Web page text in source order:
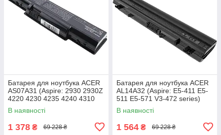
Батарея для ноутбука ACER
AS07A31 (Aspire: 2930 2930Z
4220 4230 4235 4240 4310
5334 5732Z 7315) 11.1V
4400mAh Чорний
В наявності
1 378 ₴ 69 228 ₴
Батарея для ноутбука ACER
AL14A32 (Aspire: E5-411 E5-
511 E5-571 V3-472 series)
11.1V 4400mAh Чорний
В наявності
1 564 ₴ 69 228 ₴